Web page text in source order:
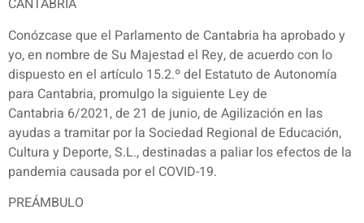
CANTABRIA
Conózcase que el Parlamento de Cantabria ha aprobado y
yo, en nombre de Su Majestad el Rey, de acuerdo con lo
dispuesto en el artículo 15.2.º del Estatuto de Autonomía
para Cantabria, promulgo la siguiente Ley de
Cantabria 6/2021, de 21 de junio, de Agilización en las
ayudas a tramitar por la Sociedad Regional de Educación,
Cultura y Deporte, S.L., destinadas a paliar los efectos de la
pandemia causada por el COVID-19.
PREÁMBULO